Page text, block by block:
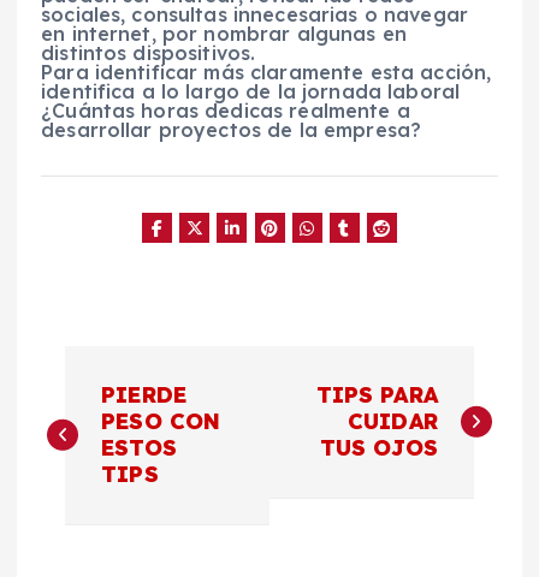
sociales, consultas innecesarias o navegar
en internet, por nombrar algunas en
distintos dispositivos.
Para identificar más claramente esta acción,
identifica a lo largo de la jornada laboral
¿Cuántas horas dedicas realmente a
desarrollar proyectos de la empresa?
a
PIERDE
PESO CON
ESTOS
TIPS
TIPS PARA
CUIDAR
TUS OJOS